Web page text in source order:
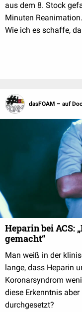
aus dem 8. Stock
Minuten
Wie ich es schaffe,
dasFOAM – auf
Heparin bei ACS:
gemacht“
Man weiß in der
lange, dass Heparin
Koronarsyndrom
diese Erkenntnis
durchgesetzt?